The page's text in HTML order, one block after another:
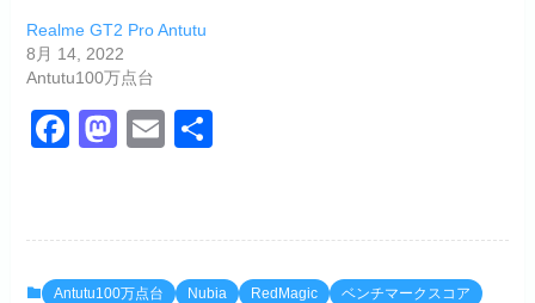
Realme GT2 Pro Antutu
8月 14, 2022
Antutu100万点台
F
e
b
M
o
d
E
Antutu100万点台 Nubia RedMagic ベンチマークスコア